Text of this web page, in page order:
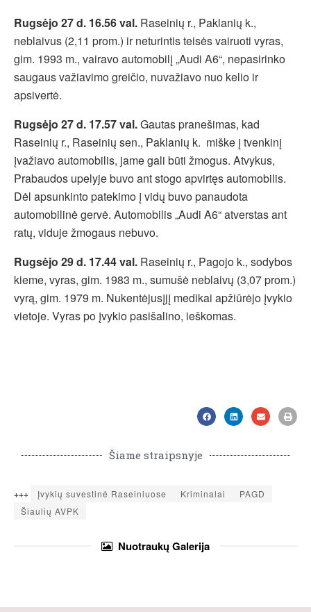
Rugsėjo 27 d. 16.56 val. Raseinių r., Paklanių k.,
neblaivus (2,11 prom.) ir neturintis teisės vairuoti vyras,
gim. 1993 m., vairavo automobilį „Audi A6“, nepasirinko
saugaus važiavimo greičio, nuvažiavo nuo kelio ir
apsivertė.
Rugsėjo 27 d. 17.57 val.Gautas pranešimas, kad
Raseinių r., Raseinių sen., Paklanių k. miške į tvenkinį
įvažiavo automobilis, jame gali būti žmogus. Atvykus,
Prabaudos upelyje buvo ant stogo apvirtęs automobilis.
Dėl apsunkinto patekimo į vidų buvo panaudota
automobilinė gervė. Automobilis „Audi A6“ atverstas ant
ratų, viduje žmogaus nebuvo.
Rugsėjo 29 d. 17.44 val. Raseinių r., Pagojo k., sodybos
kieme, vyras, gim. 1983 m., sumušė neblaivų (3,07 prom.)
vyrą, gim. 1979 m. Nukentėjusįjį medikai apžiūrėjo įvykio
vietoje. Vyras po įvykio pasišalino, ieškomas.
Šiame straipsnyje
+++ Įvykių suvestinė Raseiniuose Kriminalai
PAGD
Šiaulių AVPK
NuotraukųGalerija